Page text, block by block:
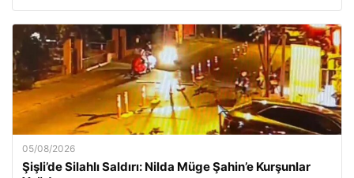
05/08/2026
Şişli’de Silahlı Saldırı: Nilda Müge Şahin’e Kurşunlar